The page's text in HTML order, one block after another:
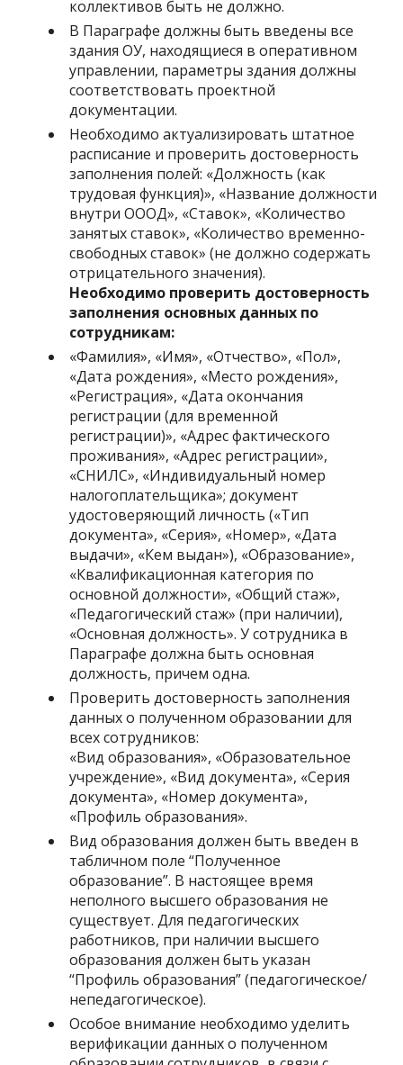
коллективов быть не должно.
В Параграфе должны быть введены все
здания ОУ, находящиеся в оперативном
управлении, параметры здания должны
соответствовать проектной
документации.
Необходимо актуализировать штатное
расписание и проверить достоверность
заполнения полей: «Должность (как
трудовая функция)», «Название должности
внутри ОООД», «Ставок», «Количество
занятых ставок», «Количество временно-
свободных ставок» (не должно содержать
отрицательного значения).
Необходимо проверить достоверность
заполнения основных данных по
сотрудникам:
«Фамилия», «Имя», «Отчество», «Пол»,
«Дата рождения», «Место рождения»,
«Регистрация», «Дата окончания
регистрации (для временной
регистрации)», «Адрес фактического
проживания», «Адрес регистрации»,
«СНИЛС», «Индивидуальный номер
налогоплательщика»; документ
удостоверяющий личность («Тип
документа», «Серия», «Номер», «Дата
выдачи», «Кем выдан»), «Образование»,
«Квалификационная категория по
основной должности», «Общий стаж»,
«Педагогический стаж» (при наличии),
«Основная должность». У сотрудника в
Параграфе должна быть основная
должность, причем одна.
Проверить достоверность заполнения
данных о полученном образовании для
всех сотрудников:
«Вид образования», «Образовательное
учреждение», «Вид документа», «Серия
документа», «Номер документа»,
«Профиль образования».
Вид образования должен быть введен в
табличном поле “Полученное
образование”. В настоящее время
неполного высшего образования не
существует. Для педагогических
работников, при наличии высшего
образования должен быть указан
“Профиль образования” (педагогическое/
непедагогическое).
Особое внимание необходимо уделить
верификации данных о полученном